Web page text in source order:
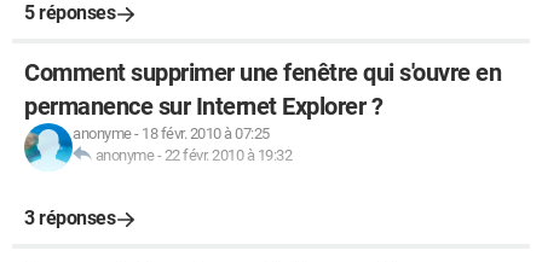
5 réponses
Comment supprimer une fenêtre qui s'ouvre en
permanence sur Internet Explorer ?
anonyme- 18 févr. 2010 à 07:25
anonyme-22 févr. 2010 à 19:32
3 réponses